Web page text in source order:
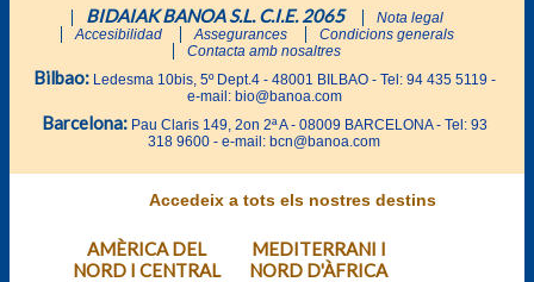
BIDAIAK BANOA S.L. C.I.E. 2065
Nota legal
Accesibilidad
Assegurances
Condicions generals
Contacta amb nosaltres
Bilbao:Ledesma 10bis, 5º Dept.4 - 48001 BILBAO - Tel: 94 435 5119 -
e-mail: bio@banoa.com
Barcelona:Pau Claris 149, 2on 2ª A - 08009 BARCELONA - Tel: 93
318 9600 - e-mail: bcn@banoa.com
Accedeix a tots els nostres destins
AMÈRICA DEL
NORD I CENTRAL
MEDITERRANI I
NORD D'ÀFRICA